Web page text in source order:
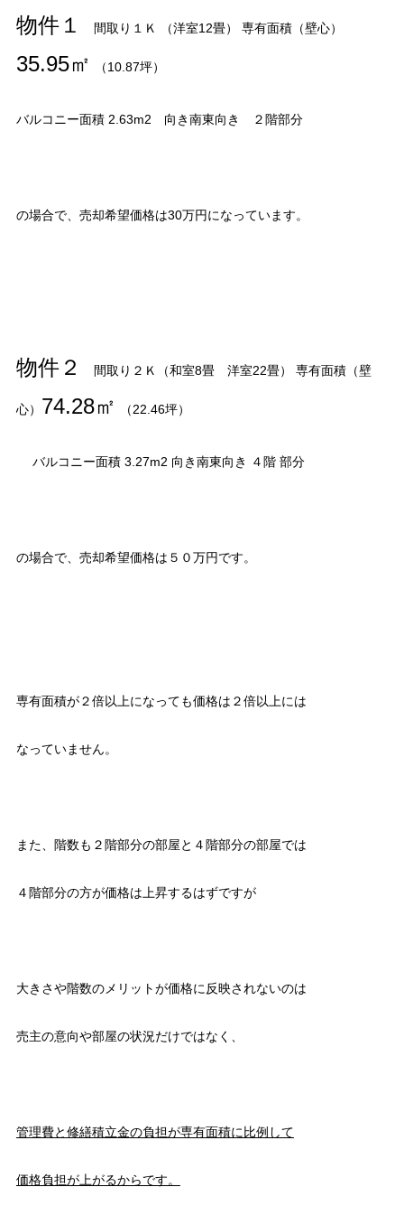
物件１ 間取り１Ｋ （洋室12畳） 専有面積（壁心）
35.95㎡ （10.87坪）
バルコニー面積 2.63m2 向き南東向き ２階部分
の場合で、売却希望価格は30万円になっています。
物件２ 間取り２Ｋ（和室8畳 洋室22畳） 専有面積（壁
心） 74.28㎡ （22.46坪）
バルコニー面積 3.27m2 向き南東向き ４階 部分
の場合で、売却希望価格は５０万円です。
専有面積が２倍以上になっても価格は２倍以上には
なっていません。
また、階数も２階部分の部屋と４階部分の部屋では
４階部分の方が価格は上昇するはずですが
大きさや階数のメリットが価格に反映されないのは
売主の意向や部屋の状況だけではなく、
管理費と修繕積立金の負担が専有面積に比例して
価格負担が上がるからです。